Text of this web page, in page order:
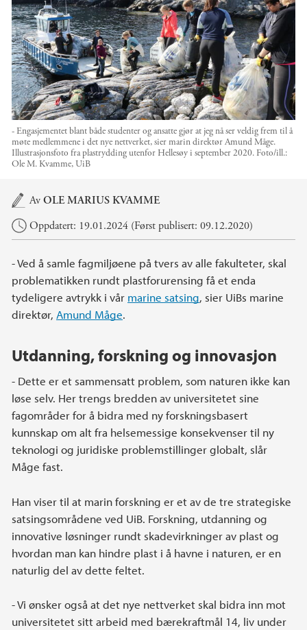
- Engasjementet blant både studenter og ansatte gjør at jeg nå ser veldig frem til å
møte medlemmene i det nye nettverket, sier marin direktør Amund Måge.
Illustrasjonsfoto fra plastrydding utenfor Hellesøy i september 2020. Foto/ill.:
Ole M. Kvamme, UiB
Hovedinnhold
AvOLE MARIUS KVAMME
Oppdatert: 19.01.2024 (Først publisert: 09.12.2020)
- Ved å samle fagmiljøene på tvers av alle fakulteter, skal
problematikken rundt plastforurensing få et enda
tydeligere avtrykk i vår marine satsing, sier UiBs marine
direktør, Amund Måge.
Utdanning, forskning og innovasjon
- Dette er et sammensatt problem, som naturen ikke kan
løse selv. Her trengs bredden av universitetet sine
fagområder for å bidra med ny forskningsbasert
kunnskap om alt fra helsemessige konsekvenser til ny
teknologi og juridiske problemstillinger globalt, slår
Måge fast.
Han viser til at marin forskning er et av de tre strategiske
satsingsområdene ved UiB. Forskning, utdanning og
innovative løsninger rundt skadevirkninger av plast og
hvordan man kan hindre plast i å havne i naturen, er en
naturlig del av dette feltet.
- Vi ønsker også at det nye nettverket skal bidra inn mot
universitetet sitt arbeid med bærekraftmål 14, liv under